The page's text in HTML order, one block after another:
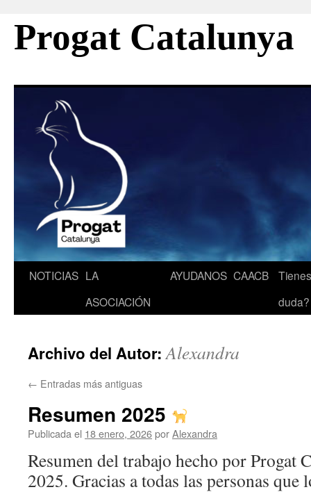
Progat Catalunya
Saltar
NOTICIAS LA
ASOCIACIÓN
AYUDANOS CAACB
duda?
Archivo del Autor:Alexandra
← Entradas más antiguas
Resumen 2025
Publicada el 18 enero, 2026porAlexandra
Resumen del trabajo hecho por Progat
2025. Gracias a todas las personas que